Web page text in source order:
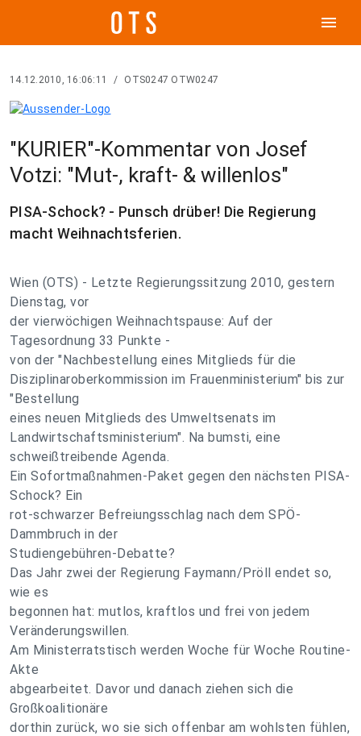
menu
14.12.2010, 16:06:11 / OTS0247 OTW0247
"KURIER"-Kommentar von Josef
Votzi: "Mut-, kraft- & willenlos"
PISA-Schock? - Punsch drüber! Die Regierung
macht Weihnachtsferien.
Wien (OTS) - Letzte Regierungssitzung 2010, gestern
Dienstag, vor
der vierwöchigen Weihnachtspause: Auf der
Tagesordnung 33 Punkte -
von der "Nachbestellung eines Mitglieds für die
Disziplinaroberkommission im Frauenministerium" bis zur
"Bestellung
eines neuen Mitglieds des Umweltsenats im
Landwirtschaftsministerium". Na bumsti, eine
schweißtreibende Agenda.
Ein Sofortmaßnahmen-Paket gegen den nächsten PISA-
Schock? Ein
rot-schwarzer Befreiungsschlag nach dem SPÖ-
Dammbruch in der
Studiengebühren-Debatte?
Das Jahr zwei der Regierung Faymann/Pröll endet so,
wie es
begonnen hat: mutlos, kraftlos und frei von jedem
Veränderungswillen.
Am Ministerratstisch werden Woche für Woche Routine-
Akte
abgearbeitet. Davor und danach ziehen sich die
Großkoalitionäre
dorthin zurück, wo sie sich offenbar am wohlsten fühlen,